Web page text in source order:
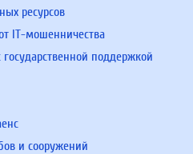
ресурсов
IT-мошенничества
поддержкой
и сооружений